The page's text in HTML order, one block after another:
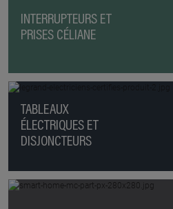
INTERRUPTEURS ET
PRISES CÉLIANE
TABLEAUX
ÉLECTRIQUES ET
DISJONCTEURS